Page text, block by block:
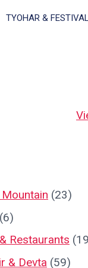
TYOHAR &
(23)
(6)
Restaurants
& Devta (59)